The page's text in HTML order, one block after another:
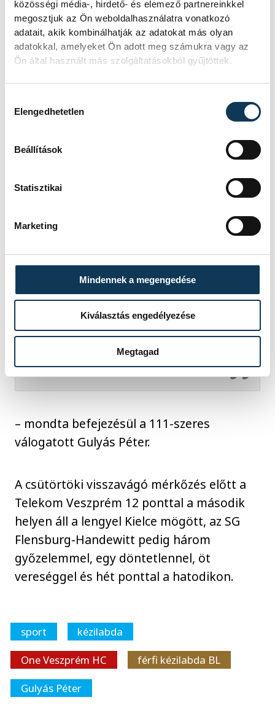
közösségi média-, hirdető- és elemező partnereinkkel
megosztjuk az Ön weboldalhasználatra vonatkozó
adatait, akik kombinálhatják az adatokat más olyan
adatokkal, amelyeket Ön adott meg számukra vagy az
Ön által használt más szolgáltatásokból gyűjtöttek.
Elengedhetetlen
Beállítások
Statisztikai
Marketing
Mindennek a megengedése
Kiválasztás engedélyezése
Megtagad
még négyes is lehet. Ebben
az is benne van, hogy
bemutatkozásunk előtt hat
légiós is távozott
Veszprémből, most pedig
tehetséges fiataljaink minél
juthassanak, edződjenek,
ketten Momóval pedig
hogy az edzőknek is
mérkőzésről mérkőzésre
bizonyítaniuk, mert a mi
szakmánk sem a teljes
biztonságról szól, ha nem
megy a szekér, akkor nekünk
kell megtolni
– mondta befejezésül a 111-szeres
válogatott Gulyás Péter.
A csütörtöki visszavágó mérkőzés előtt a
Telekom Veszprém 12 ponttal a második
helyen áll a lengyel Kielce mögött, az SG
Flensburg-Handewitt pedig három
győzelemmel, egy döntetlennel, öt
vereséggel és hét ponttal a hatodikon.
sport
kézilabda
One Veszprém HC
férfi kézilabda BL
Gulyás Péter